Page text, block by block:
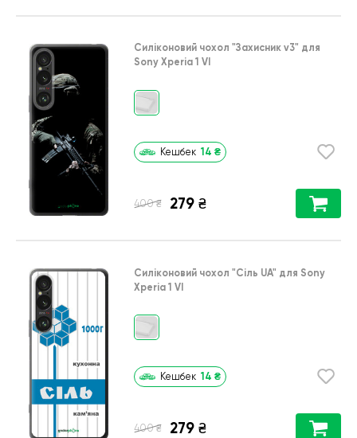
Силіконовий чохол "Захисник v3" для
Sony Xperia 1 VI
Кешбек 14 ₴
400 ₴ 279 ₴
Силіконовий чохол "Сіль UA" для Sony
Xperia 1 VI
Кешбек 14 ₴
400 ₴ 279 ₴